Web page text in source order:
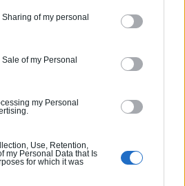
Sharing of my personal
Sale of my Personal
my Personal
Use, Retention,
my Personal Data that Is
for which it was
la maison : Top 5